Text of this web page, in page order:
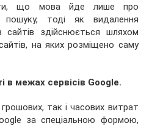
що мова йде лише про
пошуку, тоді як видалення
сайтів здійснюється шляхом
на яких розміщено саму
в межах сервісів Google.
так і часових витрат
за спеціальною формою,